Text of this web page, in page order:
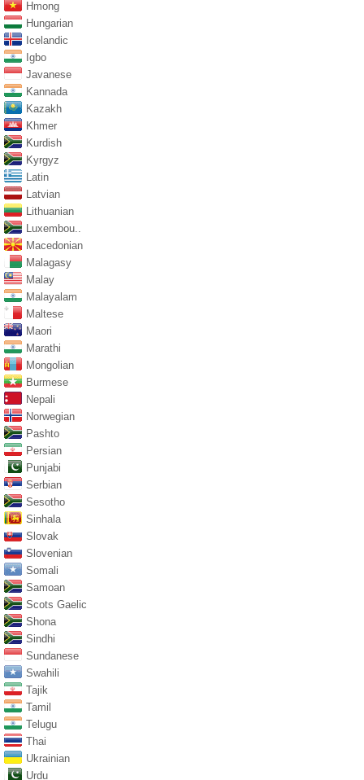
Hmong
Hungarian
Icelandic
Igbo
Javanese
Kannada
Kazakh
Khmer
Kurdish
Kyrgyz
Latin
Latvian
Lithuanian
Luxembou..
Macedonian
Malagasy
Malay
Malayalam
Maltese
Maori
Marathi
Mongolian
Burmese
Nepali
Norwegian
Pashto
Persian
Punjabi
Serbian
Sesotho
Sinhala
Slovak
Slovenian
Somali
Samoan
Scots Gaelic
Shona
Sindhi
Sundanese
Swahili
Tajik
Tamil
Telugu
Thai
Ukrainian
Urdu